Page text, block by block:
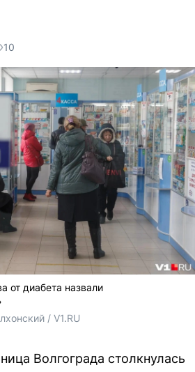
10
от диабета назвали
/ V1.RU
Волгограда столкнулась